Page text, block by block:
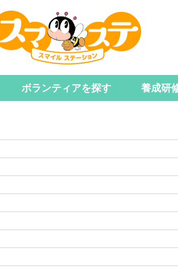
ボランティアを探す 養成研